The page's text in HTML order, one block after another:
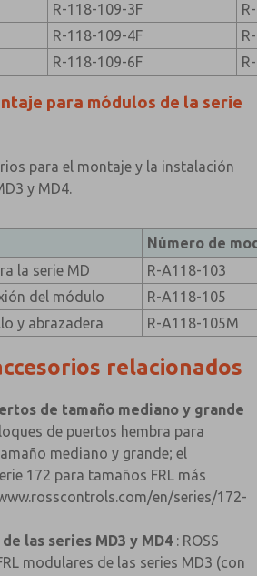
R-118-109-3F
R-118-109-4F
R-118-109-6F
para módulos de la serie
para el montaje y la instalación
y MD4.
Número de
la serie MD
R-A118-103
del módulo
R-A118-105
y abrazadera
R-A118-105M
relacionados
de tamaño mediano y grande
de puertos hembra para
mediano y grande; el
172 para tamaños FRL más
en/series/172-
las series MD3 y MD4 : ROSS
modulares de las series MD3 (con